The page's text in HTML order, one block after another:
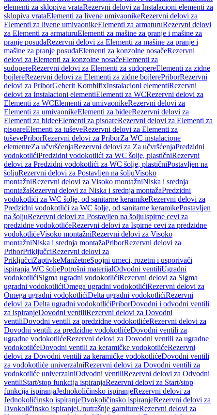
elementi za sklopiva vrataRezervni delovi za Instalacioni elementi za
sklopiva vrataElementi za livene umivaonikeRezervni delovi za
Elementi za livene umivaonikeElementi za armaturuRezervni delovi
za Elementi za armaturuElementi za mašine za pranje i mašine za
pranje posuđaRezervni delovi za Elementi za mašine za pranje i
mašine za pranje posuđaElementi za konzolne nosačeRezervni
delovi za Elementi za konzolne nosačeElementi za
sudopereRezervni delovi za Elementi za sudopereElementi za zidne
bojlereRezervni delovi za Elementi za zidne bojlerePriborRezervni
delovi za PriborGeberit KombifixInstalacioni elementiRezervni
delovi za Instalacioni elementiElementi za WCRezervni delovi za
Elementi za WCElementi za umivaonikeRezervni delovi za
Elementi za umivaonikeElementi za bideeRezervni delovi za
Elementi za bideeElementi za pisoareRezervni delovi za Elementi za
pisoareElementi za tuševeRezervni delovi za Elementi za
tuševePriborRezervni delovi za PriborZa WC instalacione
elementeZa učvršćenjaRezervni delovi za Za učvršćenjaPredzidni
vodokotlićiPredzidni vodokotlići za WC šolje, plastičniRezervni
delovi za Predzidni vodokotlići za WC šolje, plastičniPostavljen na
šoljuRezervni delovi za Postavljen na šoljuVisoko
montažniRezervni delovi za Visoko montažniNiska i srednja
montažaRezervni delovi za Niska i srednja montažaPredzidni
vodokotlići za WC šolje, od sanitarne keramikeRezervni delovi za
Predzidni vodokotlići za WC šolje, od sanitarne keramikePostavljen
na šoljuRezervni delovi za Postavljen na šoljuIspirne cevi za
predzidne vodokotlićeRezervni delovi za Ispirne cevi za predzidne
vodokotlićeVisoko montažniRezervni delovi za Visoko
montažniNiska i srednja montažaPriborRezervni delovi za
PriborPriključciRezervni delovi za
PriključciZaptivkeManžetneSpojni umeci, rozetni i usporivači
ispiranja WC šoljePotrošni materijalOdvodni ventiliUgradni
vodokotlićiSigma ugradni vodokotlićiRezervni delovi za Sigma
ugradni vodokotlićiOmega ugradni vodokotlićiRezervni delovi za
Omega ugradni vodokotlićiDelta ugradni vodokotlićiRezervni
delovi za Delta ugradni vodokotlićiPriborDovodni i odvodni ventili
za ispiranjeDovodni ventiliRezervni delovi za Dovodni
ventiliDovodni ventili za predzidne vodokotlićeRezervni delovi za
Dovodni ventili za predzidne vodokotlićeDovodni ventili za
ugradne vodokotlićeRezervni delovi za Dovodni ventili za ugradne
vodokotlićeDovodni ventili za keramičke vodokotlićeRezervni
delovi za Dovodni ventili za keramičke vodokotlićeDovodni ventili
za vodokotliće univerzalniRezervni delovi za Dovodni ventili za
vodokotliće univerzalniOdvodni ventiliRezervni delovi za Odvodni
ventiliStart/stop funkcija ispiranjaRezervni delovi za Start/stop
funkcija ispiranjaJednokoličinsko ispiranjeRezervni delovi za
Jednokoličinsko ispiranjeDvokoličinsko ispiranjeRezervni delovi za
Dvokoličinsko ispiranjeUnutrašnje garnitureRezervni delovi za